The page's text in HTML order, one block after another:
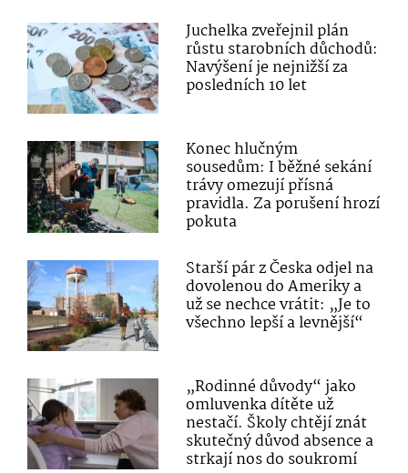
Juchelka zveřejnil plán
růstu starobních důchodů:
Navýšení je nejnižší za
posledních 10 let
Konec hlučným
sousedům: I běžné sekání
trávy omezují přísná
pravidla. Za porušení hrozí
pokuta
Starší pár z Česka odjel na
dovolenou do Ameriky a
už se nechce vrátit: „Je to
všechno lepší a levnější“
„Rodinné důvody“ jako
omluvenka dítěte už
nestačí. Školy chtějí znát
skutečný důvod absence a
strkají nos do soukromí